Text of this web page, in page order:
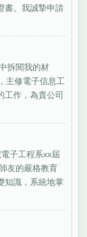
書。我誠摯申請
拆閱我的材
主修電子信息工
工作，為貴公司
子工程系xx屆
友的嚴格教育
知識，系統地掌